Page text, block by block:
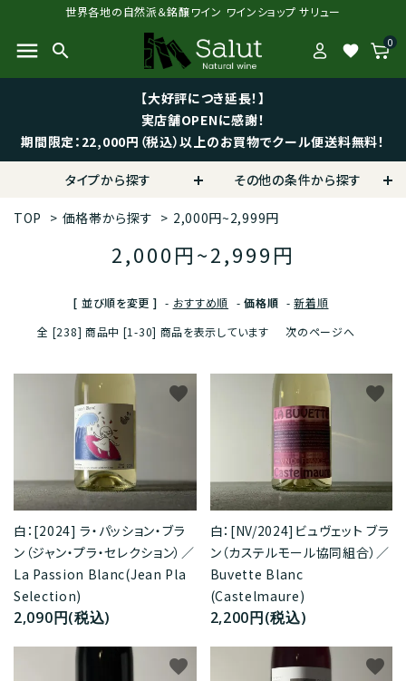
世界各地の自然派＆銘醸ワイン ワインショップ サリュー
menu search favorite 0
【大好評につき延長！】
実店舗OPENに感謝！
期間限定：22,000円（税込）以上のお買物でクール便送料無料！
タイプから探す その他の条件から探す
TOP > 価格帯から探す > 2,000円~2,999円
2,000円~2,999円
[ 並び順を変更 ] - おすすめ順 -価格順 -新着順
全 [238] 商品中 [1-30] 商品を表示しています
次のページへ
白：[2024] ラ・パッション・ブラ
ン（ジャン・プラ・セレクション）／
La Passion Blanc(Jean Pla
Selection)
2,090円(税込)
favorite
白：[NV/2024]ビュヴェット ブラ
ン（カステルモール協同組合）／
Buvette Blanc
(Castelmaure)
2,200円(税込)
favorite
favorite favorite